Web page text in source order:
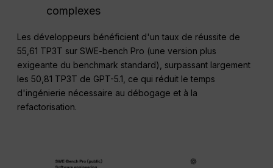
complexes
Les développeurs bénéficient d'un taux de réussite de
55,61 TP3T sur SWE-bench Pro (une version plus
exigeante du benchmark standard), surpassant largement
les 50,81 TP3T de GPT-5.1, ce qui réduit le temps
d'ingénierie nécessaire au débogage et à la
refactorisation.